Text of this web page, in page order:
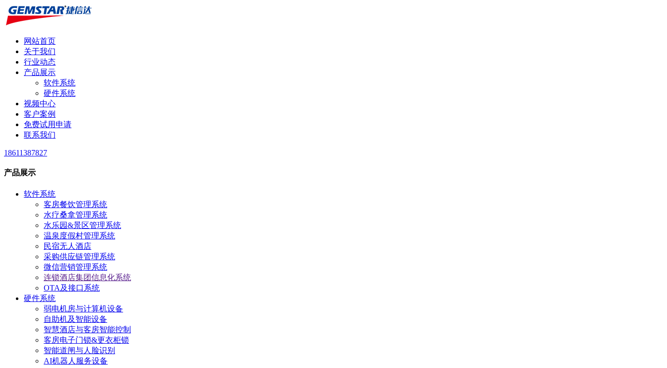
网站首页
关于我们
行业动态
产品展示
软件系统
硬件系统
视频中心
客户案例
免费试用申请
联系我们
18611387827
产品展示
软件系统
客房餐饮管理系统
水疗桑拿管理系统
水乐园&景区管理系统
温泉度假村管理系统
民宿无人酒店
采购供应链管理系统
微信营销管理系统
连锁酒店集团信息化系统
OTA及接口系统
硬件系统
弱电机房与计算机设备
自助机及智能设备
智慧酒店与客房智能控制
客房电子门锁&更衣柜锁
智能道闸与人脸识别
AI机器人服务设备